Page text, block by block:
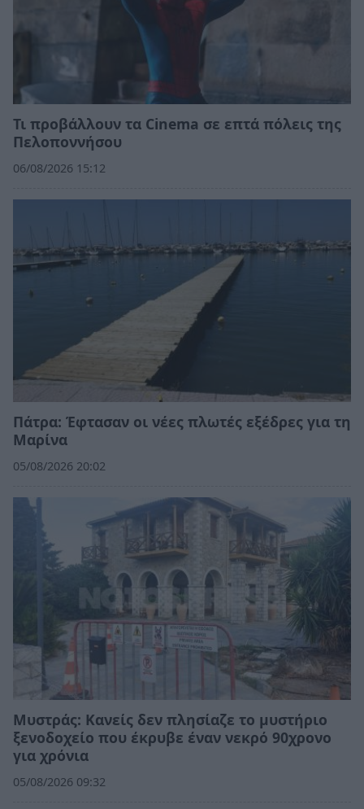
Τι προβάλλουν τα Cinema σε επτά πόλεις της
Πελοποννήσου
06/08/2026 15:12
Πάτρα: Έφτασαν οι νέες πλωτές εξέδρες για τη
Μαρίνα
05/08/2026 20:02
Mυστράς: Κανείς δεν πλησίαζε το μυστήριο
ξενοδοχείο που έκρυβε έναν νεκρό 90χρονο
για χρόνια
05/08/2026 09:32